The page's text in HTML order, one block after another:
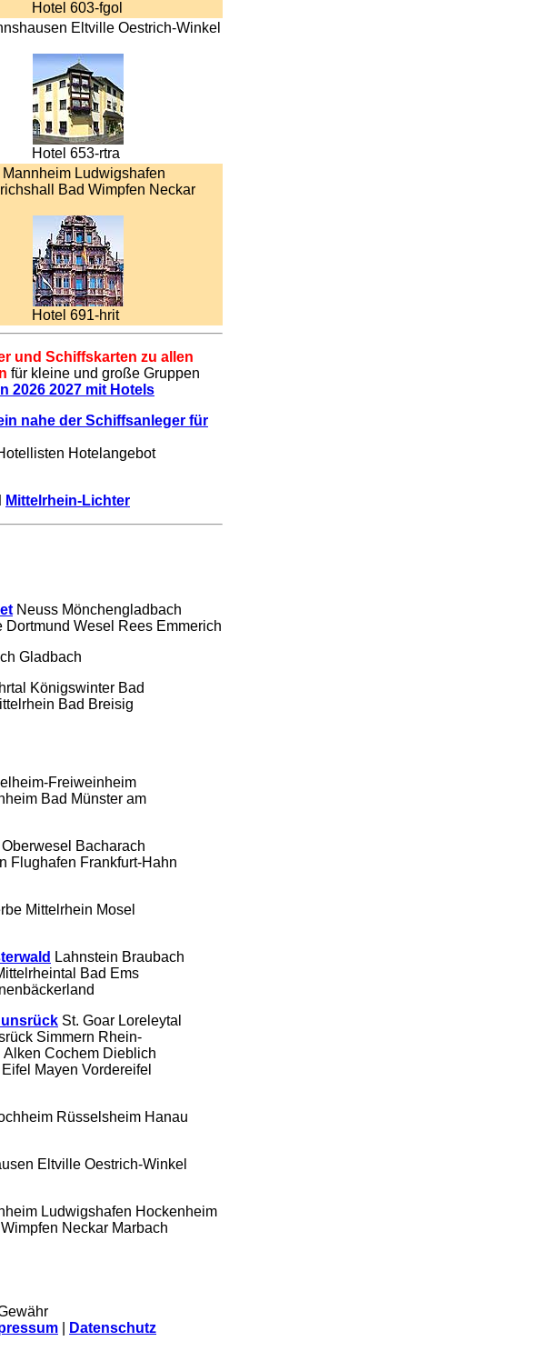
Hotel 603-fgol
Eltville Oestrich-Winkel
Hotel 653-rtra
Mannheim Ludwigshafen
Bad Wimpfen Neckar
Hotel 691-hrit
und Schiffskarten zu allen
für kleine und große Gruppen
2026 2027 mit Hotels
nahe der Schiffsanleger für
Hotelangebot
Mittelrhein-Lichter
Neuss Mönchengladbach
Wesel Rees Emmerich
Gladbach
Königswinter Bad
Bad Breisig
Freiweinheim
Bad Münster am
Oberwesel Bacharach
Flughafen Frankfurt-Hahn
Mittelrhein Mosel
Lahnstein Braubach
Bad Ems
St. Goar Loreleytal
Simmern Rhein-
Cochem Dieblich
Mayen Vordereifel
Rüsselsheim Hanau
Eltville Oestrich-Winkel
Ludwigshafen Hockenheim
Neckar Marbach
Datenschutz